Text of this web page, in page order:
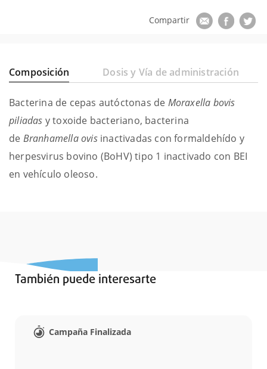
Composición Dosis y Vía de administración
Bacterina de cepas autóctonas de Moraxella bovis
piliadas y toxoide bacteriano, bacterina
de Branhamella ovisinactivadas con formaldehído y
herpesvirus bovino (BoHV) tipo 1 inactivado con BEI
en vehículo oleoso.
También puede interesarte
Campaña Finalizada